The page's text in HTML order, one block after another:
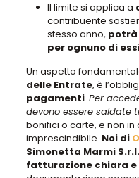
Il limite si applica a
contribuente
stesso anno, potrà
per ognuno di
Un aspetto
delle Entrate, è
pagamenti. Per
devono essere saldate
bonifici o carte, e non in
imprescindibile. Noi di
Simonetta Marmi
fatturazione chiara e